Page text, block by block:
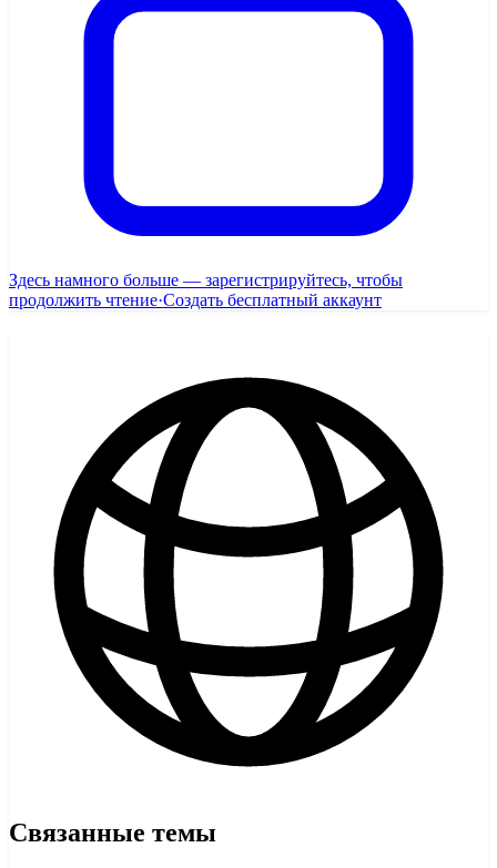
Здесь намного больше — зарегистрируйтесь, чтобы
продолжить чтение·Создать бесплатный аккаунт
Связанные темы